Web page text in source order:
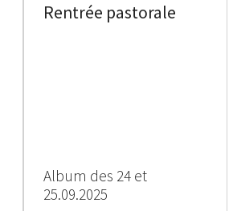
Rentrée pastorale
Album des 24 et
25.09.2025